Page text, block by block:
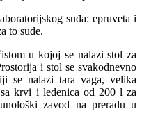
suđa: epruveta i
to suđe.
u kojoj se nalazi stol za
i stol se svakodnevno
se nalazi tara vaga, velika
krvi i ledenica od 200 l za
zavod na preradu u